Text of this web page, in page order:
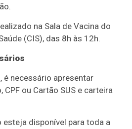
na Sala de Vacina do
(CIS), das 8h às 12h.
é necessário apresentar
ou Cartão SUS e carteira
esteja disponível para toda a